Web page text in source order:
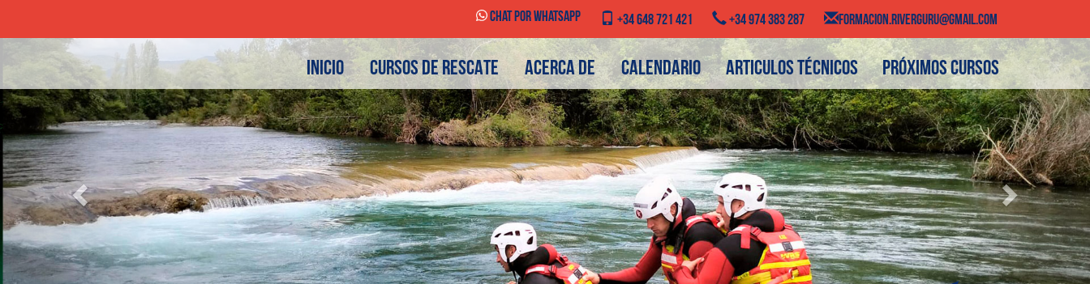
Chat por WhatsApp +34 648 721 421 +34 974 383 287 FORMACION.RIVERGURU@GMAIL.COM
Articulos técnicos Próximos cursos
INICIO CURSOS DE RESCATE ACERCA DE CALENDARIO
Previous Next